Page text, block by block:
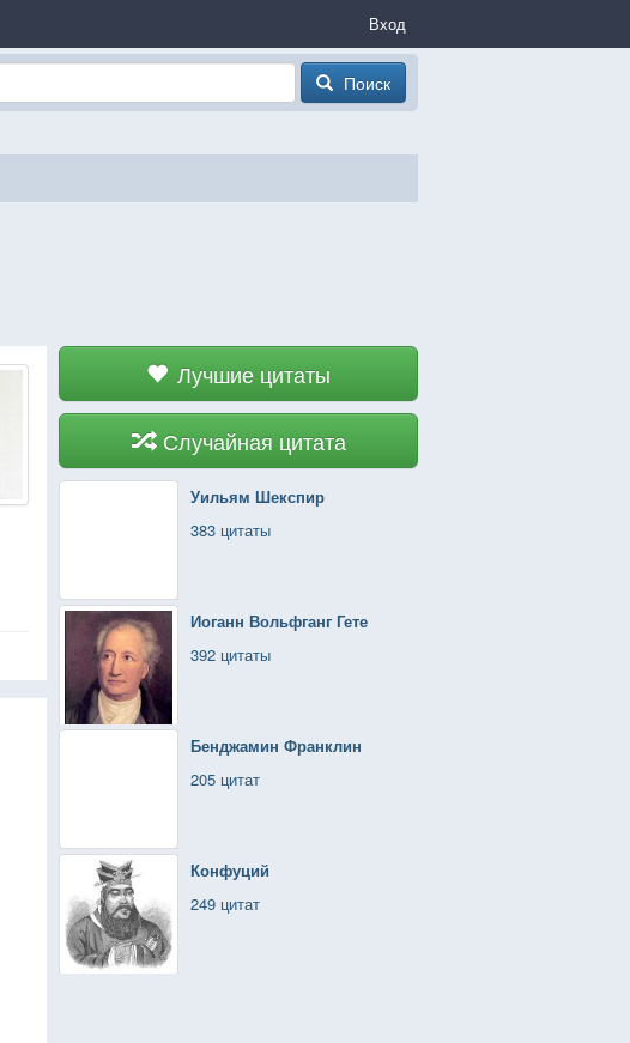
Вход
Поиск
Лучшие цитаты
Случайная цитата
Уильям Шекспир
383 цитаты
Иоганн Вольфганг Гете
392 цитаты
Бенджамин Франклин
205 цитат
Конфуций
249 цитат